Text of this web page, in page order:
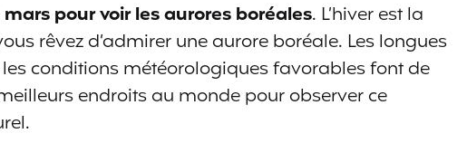
pour voir les aurores boréales. L’hiver est la
rêvez d’admirer une aurore boréale. Les longues
conditions météorologiques favorables font de
endroits au monde pour observer ce